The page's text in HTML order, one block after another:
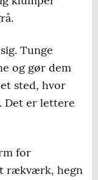
Tunge
og gør dem
sted, hvor
Det er lettere
for
rækværk, hegn